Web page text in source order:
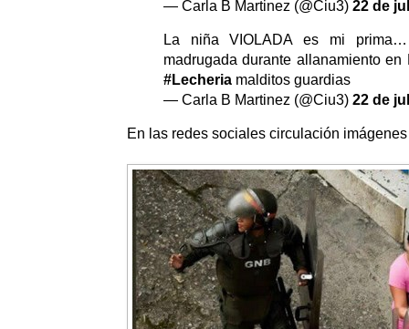
— Carla B Martinez (@Ciu3) 22 de
La niña VIOLADA es mi
madrugada durante allanamiento en
#Lecheria malditos guardias
— Carla B Martinez (@Ciu3) 22 de
En las redes sociales circulación